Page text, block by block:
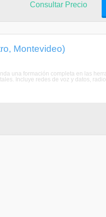
Consultar Precio
Montevideo)
una formación completa en las
Incluye redes de voz y datos,